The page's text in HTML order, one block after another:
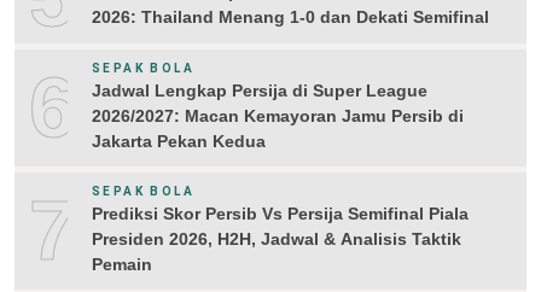
2026: Thailand Menang 1-0 dan Dekati Semifinal
6 SEPAK BOLA
Jadwal Lengkap Persija di Super League
2026/2027: Macan Kemayoran Jamu Persib di
Jakarta Pekan Kedua
7 SEPAK BOLA
Prediksi Skor Persib Vs Persija Semifinal Piala
Presiden 2026, H2H, Jadwal & Analisis Taktik
Pemain